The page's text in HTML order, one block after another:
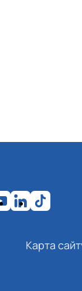
Карта